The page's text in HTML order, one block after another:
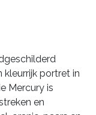
kleurrijk portret in
Mercury is
en